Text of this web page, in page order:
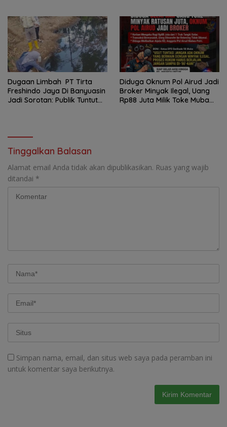
Dugaan Limbah PT Tirta
Freshindo Jaya Di Banyuasin
Jadi Sorotan: Publik Tuntut
Diduga Oknum Pol Airud Jadi
Broker Minyak Ilegal, Uang
Rp88 Juta Milik Toke Muba
Tinggalkan Balasan
Alamat email Anda tidak akan dipublikasikan. Ruas yang wajib
ditandai *
Simpan nama, email, dan situs web saya pada peramban ini
untuk komentar saya berikutnya.